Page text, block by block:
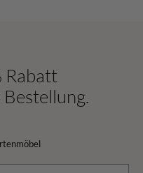
Rabatt